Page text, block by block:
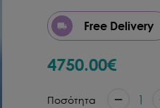
Free Delivery
4750.00€
Ποσότητα 1